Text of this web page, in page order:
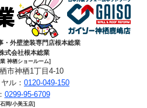
・外壁塗装専門店根本総業
式会社根本総業
神栖ショールーム]
市神栖1丁目4-10
ル： 0120-049-150
0299-95-6709
岡/小美玉店]